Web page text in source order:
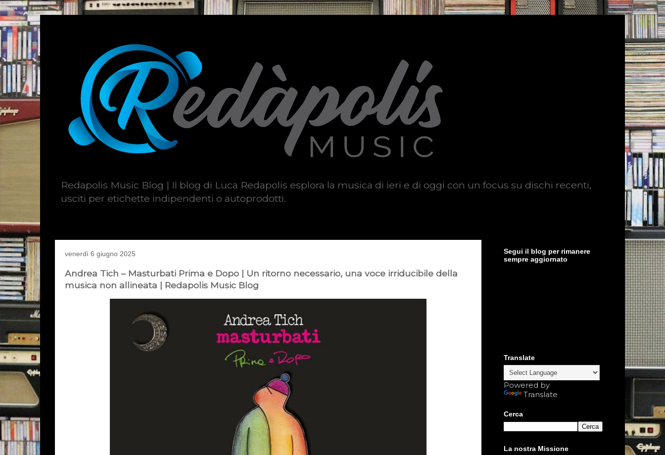
Redapolis Music Blog | Il blog di Luca Redapolis esplora la musica di ieri e di oggi con un focus su dischi recenti,
usciti per etichette indipendenti o autoprodotti.
venerdì 6 giugno 2025
Andrea Tich – Masturbati Prima e Dopo | Un ritorno necessario, una voce irriducibile della
musica non allineata | Redapolis Music Blog
Segui il blog per rimanere
sempre aggiornato
Translate
Powered by
Translate
Cerca
La nostra Missione